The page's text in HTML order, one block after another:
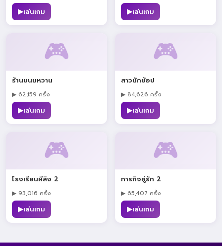
▶เล่นเกม ▶เล่นเกม
🎮
ร้านขนมหวาน
▶ 62,159 ครั้ง
▶เล่นเกม
🎮
สาวนักช้อป
▶ 84,626 ครั้ง
▶เล่นเกม
🎮
โรงเรียนผีสิง 2
▶ 93,016 ครั้ง
▶เล่นเกม
🎮
ภารกิจคู่รัก 2
▶ 65,407 ครั้ง
▶เล่นเกม